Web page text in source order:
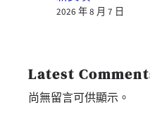
2026 年 8 月 7 日
Latest
尚無留言可供顯示。